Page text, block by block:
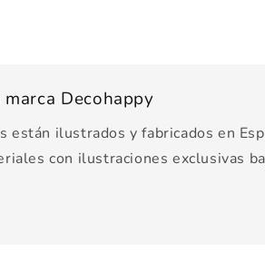
Decohappy
están ilustrados y fabricados en
con ilustraciones exclusivas